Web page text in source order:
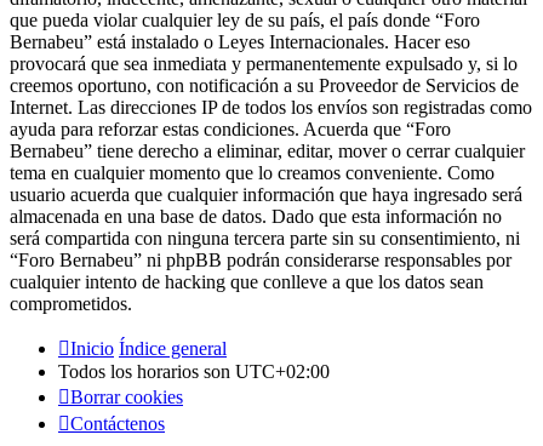
que pueda violar cualquier ley de su país, el país donde “Foro
Bernabeu” está instalado o Leyes Internacionales. Hacer eso
provocará que sea inmediata y permanentemente expulsado y, si lo
creemos oportuno, con notificación a su Proveedor de Servicios de
Internet. Las direcciones IP de todos los envíos son registradas como
ayuda para reforzar estas condiciones. Acuerda que “Foro
Bernabeu” tiene derecho a eliminar, editar, mover o cerrar cualquier
tema en cualquier momento que lo creamos conveniente. Como
usuario acuerda que cualquier información que haya ingresado será
almacenada en una base de datos. Dado que esta información no
será compartida con ninguna tercera parte sin su consentimiento, ni
“Foro Bernabeu” ni phpBB podrán considerarse responsables por
cualquier intento de hacking que conlleve a que los datos sean
comprometidos.
Inicio Índice general
Todos los horarios son UTC+02:00
Borrar cookies
Contáctenos